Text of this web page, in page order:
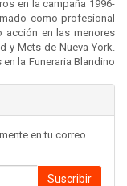
en la campaña 1996-
como profesional
acción en las menores
y Mets de Nueva York.
la Funeraria Blandino
en tu correo
Suscribir